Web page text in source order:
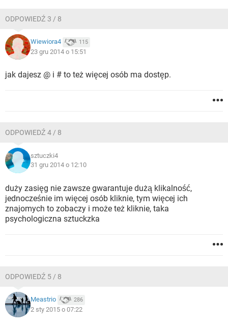
ODPOWIEDŹ 3 / 8
Wiewiora4 115
23 gru 2014 o 15:51
jak dajesz @ i # to też więcej osób ma dostęp.
ODPOWIEDŹ 4 / 8
sztuczki4
31 gru 2014 o 12:10
duży zasięg nie zawsze gwarantuje dużą klikalność,
jednocześnie im więcej osób kliknie, tym więcej ich
znajomych to zobaczy i może też kliknie, taka
psychologiczna sztuckzka
ODPOWIEDŹ 5 / 8
Meastrio 286
2 sty 2015 o 07:22